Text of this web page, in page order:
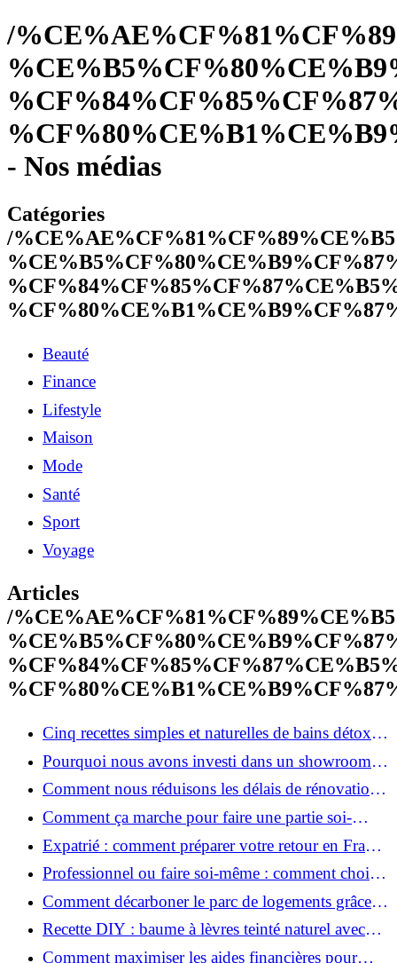
/
- Nos médias
Catégories
/
Beauté
Finance
Lifestyle
Maison
Mode
Santé
Sport
Voyage
Articles
/
Cinq recettes simples et naturelles de bains détox
maison
Pourquoi nous avons investi dans un showroom-
atelier et ce que cela apporte aux clients
Comment nous réduisons les délais de rénovation à
3 mois au lieu de 6?
Comment ça marche pour faire une partie soi-
même et nous confier le reste ?
Expatrié : comment préparer votre retour en France
et rénover votre bien à distance ?
Professionnel ou faire soi-même : comment choisir
pour votre rénovation ?
Comment décarboner le parc de logements grâce à
la rénovation énergétique ?
Recette DIY : baume à lèvres teinté naturel avec
SPF
Comment maximiser les aides financières pour